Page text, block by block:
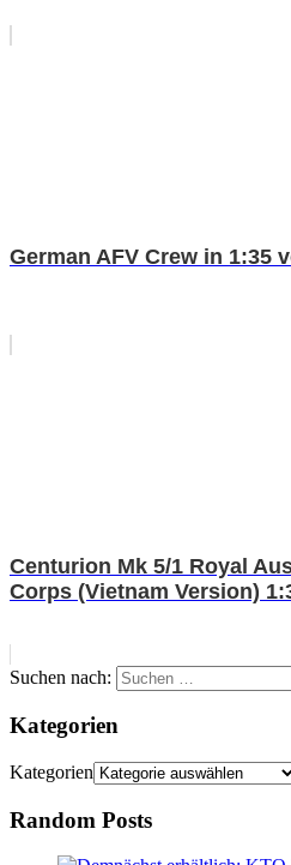
German AFV Crew in 1:35
Centurion Mk 5/1 Royal
Corps (Vietnam Version)
Suchen nach:
Kategorien
Kategorien
Random Posts